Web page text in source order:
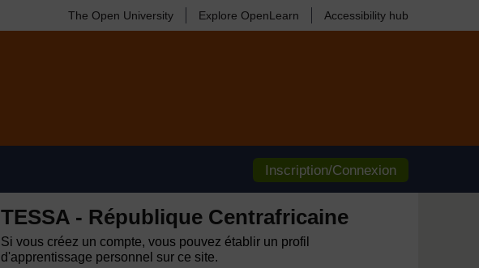
The Open University Explore OpenLearn Accessibility hub
Inscription/Connexion
TESSA - République Centrafricaine
Si vous créez un compte, vous pouvez établir un profil
d'apprentissage personnel sur ce site.